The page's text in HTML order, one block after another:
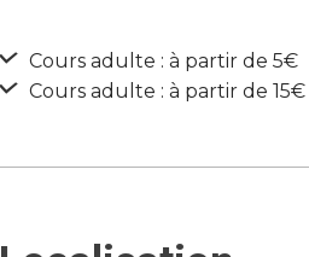
Cours adulte : à partir de 5€
Cours adulte : à partir de 15€